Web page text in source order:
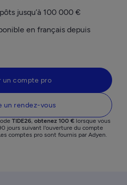
jusqu’à 100 000 €
en français depuis
un compte pro
un rendez-vous
TIDE26, obtenez 100 € lorsque vous
jours suivant l'ouverture du compte
comptes pro sont fournis par Adyen.